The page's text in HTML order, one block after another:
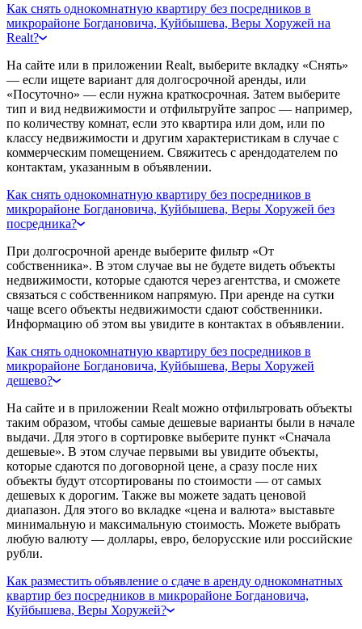
Как снять однокомнатную квартиру без посредников в
микрорайоне Богдановича, Куйбышева, Веры Хоружей на
Realt?
На сайте или в приложении Realt, выберите вкладку «Снять»
— если ищете вариант для долгосрочной аренды, или
«Посуточно» — если нужна краткосрочная. Затем выберите
тип и вид недвижимости и отфильтруйте запрос — например,
по количеству комнат, если это квартира или дом, или по
классу недвижимости и другим характеристикам в случае с
коммерческим помещением. Свяжитесь с арендодателем по
контактам, указанным в объявлении.
Как снять однокомнатную квартиру без посредников в
микрорайоне Богдановича, Куйбышева, Веры Хоружей без
посредника?
При долгосрочной аренде выберите фильтр «От
собственника». В этом случае вы не будете видеть объекты
недвижимости, которые сдаются через агентства, и сможете
связаться с собственником напрямую. При аренде на сутки
чаще всего объекты недвижимости сдают собственники.
Информацию об этом вы увидите в контактах в объявлении.
Как снять однокомнатную квартиру без посредников в
микрорайоне Богдановича, Куйбышева, Веры Хоружей
дешево?
На сайте и в приложении Realt можно отфильтровать объекты
таким образом, чтобы самые дешевые варианты были в начале
выдачи. Для этого в сортировке выберите пункт «Сначала
дешевые». В этом случае первыми вы увидите объекты,
которые сдаются по договорной цене, а сразу после них
объекты будут отсортированы по стоимости — от самых
дешевых к дорогим. Также вы можете задать ценовой
диапазон. Для этого во вкладке «цена и валюта» выставьте
минимальную и максимальную стоимость. Можете выбрать
любую валюту — доллары, евро, белорусские или российские
рубли.
Как разместить объявление о сдаче в аренду однокомнатных
квартир без посредников в микрорайоне Богдановича,
Куйбышева, Веры Хоружей?